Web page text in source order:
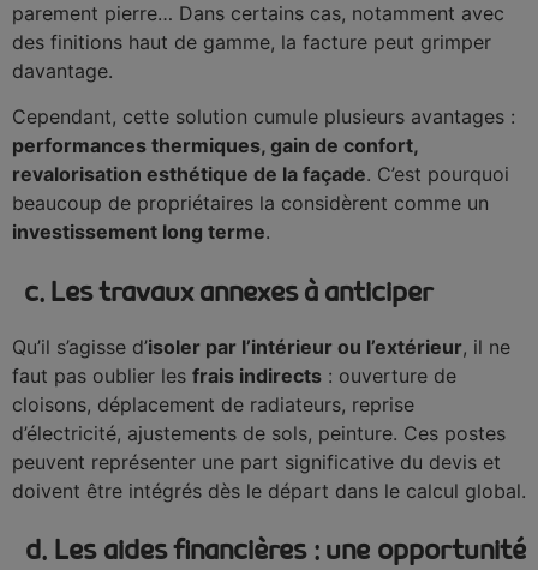
parement pierre… Dans certains cas, notamment avec
des finitions haut de gamme, la facture peut grimper
davantage.
Cependant, cette solution cumule plusieurs avantages :
performances thermiques, gain de confort,
revalorisation esthétique de la façade. C’est pourquoi
beaucoup de propriétaires la considèrent comme un
investissement long terme.
c. Les travaux annexes à anticiper
Qu’il s’agisse d’isoler par l’intérieur ou l’extérieur, il ne
faut pas oublier les frais indirects : ouverture de
cloisons, déplacement de radiateurs, reprise
d’électricité, ajustements de sols, peinture. Ces postes
peuvent représenter une part significative du devis et
doivent être intégrés dès le départ dans le calcul global.
d. Les aides financières : une opportunité